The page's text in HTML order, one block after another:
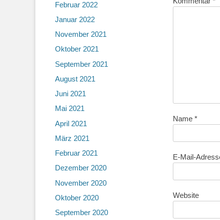
Name *
E-Mail-
Website
Februar 2022
Januar 2022
November 2021
Oktober 2021
September 2021
August 2021
Juni 2021
Mai 2021
April 2021
März 2021
Februar 2021
Dezember 2020
November 2020
Oktober 2020
September 2020